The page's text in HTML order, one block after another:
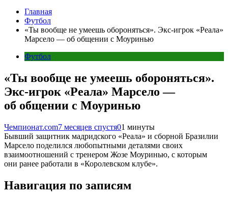
Главная
Футбол
«Ты вообще не умеешь обороняться». Экс-игрок «Реала»
Марсело — об общении с Моуринью
Футбол
«Ты вообще не умеешь обороняться».
Экс-игрок «Реала» Марсело —
об общении с Моуринью
Чемпионат.com7 месяцев спустя01 минуты
Бывший защитник мадридского «Реала» и сборной Бразилии
Марсело поделился любопытными деталями своих
взаимоотношений с тренером Жозе Моуринью, с которым
они ранее работали в «Королевском клубе».
Навигация по записям